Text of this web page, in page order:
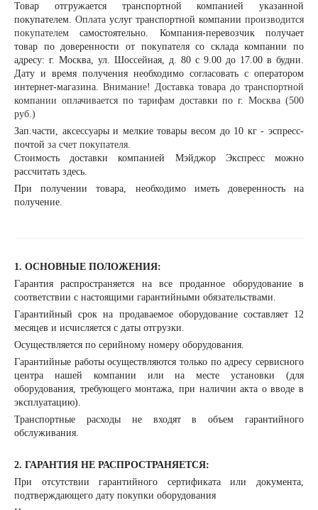
Товар отгружается транспортной компанией указанной
покупателем. Оплатауслуг транспортной компаниипроизводится
покупателем самостоятельно. Компания-перевозчик получает
товар по доверенности от покупателя со склада компании по
адресу: г. Москва, ул. Шоссейная, д. 80 с 9.00 до 17.00 в будни.
Дату и время получения необходимо согласовать с оператором
интернет-магазина. Внимание! Доставка товара до транспортной
компании оплачивается по тарифам доставки по г. Москва (500
руб.)
Зап.части, аксессуары и мелкие товары весом до 10 кг - эспресс-
почтой за счет покупателя.
Стоимость доставки компанией Мэйджор Экспресс можно
рассчитать здесь.
При получении товара, необходимо иметь доверенность на
получение.
1. ОСНОВНЫЕ ПОЛОЖЕНИЯ:
Гарантия распространяется на все проданное оборудование в
соответствии с настоящими гарантийными обязательствами.
Гарантийный срок на продаваемое оборудование составляет 12
месяцев и исчисляется с даты отгрузки.
Осуществляется по серийному номеру оборудования.
Гарантийные работы осуществляются только по адресу сервисного
центра нашей компании или на месте установки (для
оборудования, требующего монтажа, при наличии акта о вводе в
эксплуатацию).
Транспортные расходы не входят в объем гарантийного
обслуживания.
2. ГАРАНТИЯ НЕ РАСПРОСТРАНЯЕТСЯ:
При отсутствии гарантийного сертификата или документа,
подтверждающего дату покупки оборудования